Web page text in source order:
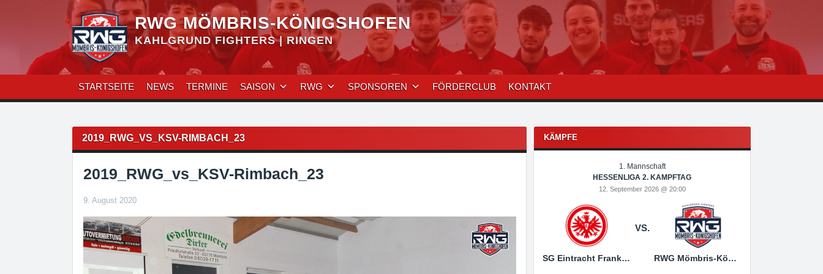
RWG MÖMBRIS-KÖNIGSHOFEN
KAHLGRUND FIGHTERS | RINGEN
STARTSEITE NEWS TERMINE SAISON RWG SPONSOREN FÖRDERCLUB KONTAKT
2019_RWG_VS_KSV-RIMBACH_23
2019_RWG_vs_KSV-Rimbach_23
9. August 2020
Beitragsnavigation KÄMPFE
1. Mannschaft
HESSENLIGA 2. KAMPFTAG
12. September 2026 @ 20:00
SG Eintracht Frankfurt
VS.
RWG Mömbris-Königshofen